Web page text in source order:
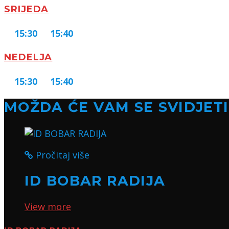
SRIJEDA
15:30 15:40
NEDELJA
15:30 15:40
MOŽDA ĆE VAM SE
Pročitaj više
ID BOBAR RADIJA
View more